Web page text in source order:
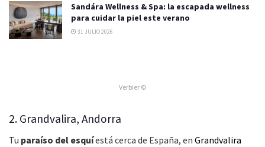
Sandára Wellness & Spa: la escapada wellness
para cuidar la piel este verano
31 JULIO 2026
Verbier ©
2. Grandvalira, Andorra
Tu paraíso del esquíestá cerca de España, en Grandvalira